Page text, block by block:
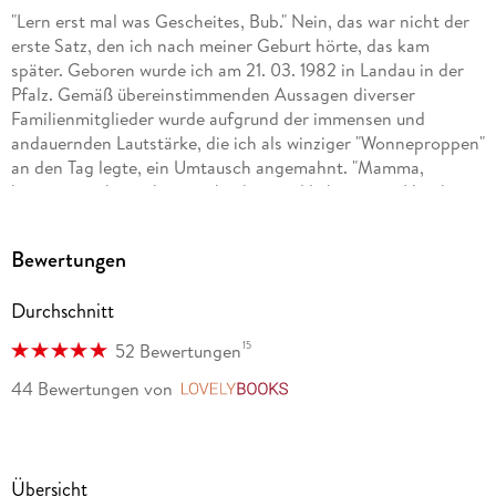
"Lern erst mal was Gescheites, Bub." Nein, das war nicht der
erste Satz, den ich nach meiner Geburt hörte, das kam
später. Geboren wurde ich am 21. 03. 1982 in Landau in der
Pfalz. Gemäß übereinstimmenden Aussagen diverser
Familienmitglieder wurde aufgrund der immensen und
andauernden Lautstärke, die ich als winziger "Wonneproppen"
an den Tag legte, ein Umtausch angemahnt. "Mamma,
können wir ihn nicht zurückgeben und lieber einen Hund
turbulente Jugend. Natürlich verrate ich hier keine weiteren
kaputtmachen, zum anderen bleibt dann nichts mehr für
meine Memoiren übrig.
. . . Mehr findet ihr im Web.
"Das Erbe der Macht" (Urban-Fantasy, eigene Serie)
Bewertungen
Durchschnitt
52 Bewertungen15
44 Bewertungen von
Übersicht